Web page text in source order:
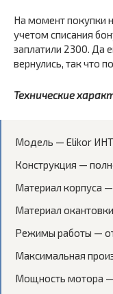
На момент покупки
учетом списания
заплатили 2300. Да
вернулись, так что
Технические
Модель — Elikor
Конструкция —
Материал корпуса
Материал
Режимы работы —
Максимальная
Мощность мотора